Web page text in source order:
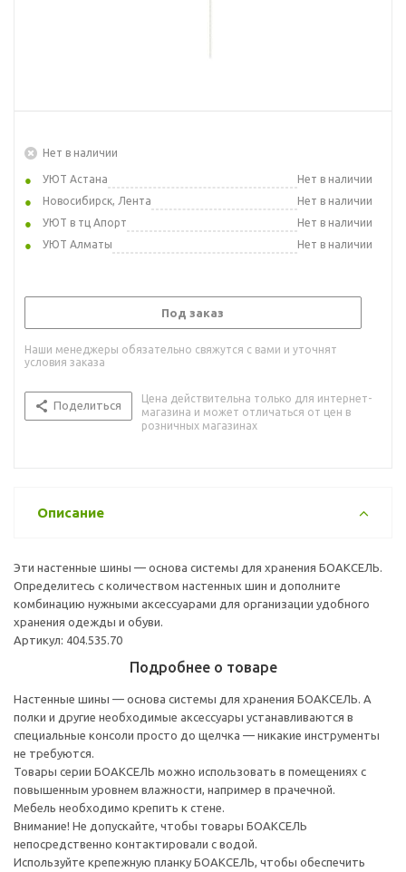
Нет в наличии
УЮТ Астана
Нет в наличии
Новосибирск, Лента
Нет в наличии
УЮТ в тц Апорт
Нет в наличии
УЮТ Алматы
Нет в наличии
Под заказ
Наши менеджеры обязательно свяжутся с вами и уточнят
условия заказа
Поделиться
Цена действительна только для интернет-
магазина и может отличаться от цен в
розничных магазинах
Описание
Эти настенные шины — основа системы для хранения БОАКСЕЛЬ.
Определитесь с количеством настенных шин и дополните
комбинацию нужными аксессуарами для организации удобного
хранения одежды и обуви.
Артикул: 404.535.70
Подробнее о товаре
Настенные шины — основа системы для хранения БОАКСЕЛЬ. А
полки и другие необходимые аксессуары устанавливаются в
специальные консоли просто до щелчка — никакие инструменты
не требуются.
Товары серии БОАКСЕЛЬ можно использовать в помещениях с
повышенным уровнем влажности, например в прачечной.
Мебель необходимо крепить к стене.
Внимание! Не допускайте, чтобы товары БОАКСЕЛЬ
непосредственно контактировали с водой.
Используйте крепежную планку БОАКСЕЛЬ, чтобы обеспечить